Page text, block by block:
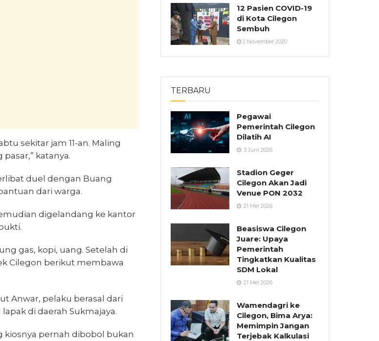
sekitar jam 11-an. Maling
katanya.
duel dengan Buang
dari warga.
digelandang ke kantor
gas, kopi, uang. Setelah di
Cilegon berikut membawa
Anwar, pelaku berasal dari
di daerah Sukmajaya.
kiosnya pernah dibobol bukan
12 Pasien COVID-19
di Kota Cilegon
Sembuh
2 November 2020
TERBARU
Pegawai
Pemerintah Cilegon
Dilatih AI
3 Juni 2026
Stadion Geger
Cilegon Akan Jadi
Venue PON 2032
21 Mei 2026
Beasiswa Cilegon
Juare: Upaya
Pemerintah
Tingkatkan Kualitas
SDM Lokal
21 Mei 2026
Wamendagri ke
Cilegon, Bima Arya:
Memimpin Jangan
Terjebak Kalkulasi